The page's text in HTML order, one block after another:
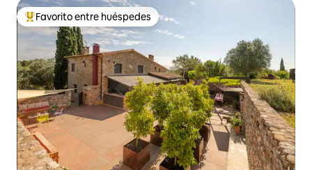
Favorito entre huéspedes preferido
Favorito entre huéspedes